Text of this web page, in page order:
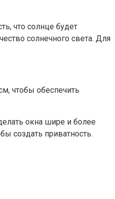
что солнце будет
солнечного света. Для
чтобы обеспечить
окна шире и более
создать приватность.